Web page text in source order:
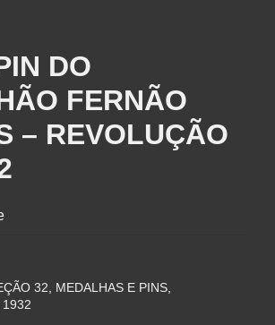
DO
FERNÃO
– REVOLUÇÃO
32 MEDALHAS E PINS
1932